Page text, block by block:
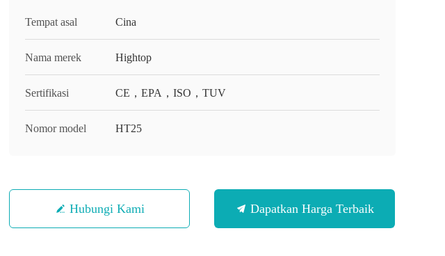
Tempat asal Cina
Nama merek Hightop
Sertifikasi CE，EPA，ISO，TUV
Nomor model HT25
Hubungi Kami Dapatkan Harga Terbaik